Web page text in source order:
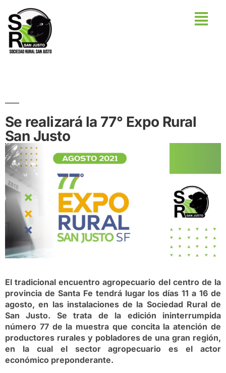
Se realizará la 77° Expo Rural
San Justo
El tradicional encuentro agropecuario del centro de la
provincia de Santa Fe tendrá lugar los días 11 a 16 de
agosto, en las instalaciones de la Sociedad Rural de
San Justo. Se trata de la edición ininterrumpida
número 77 de la muestra que concita la atención de
productores rurales y pobladores de una gran región,
en la cual el sector agropecuario es el actor
económico preponderante.